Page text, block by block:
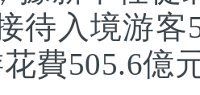
待入境游客
費505.6億